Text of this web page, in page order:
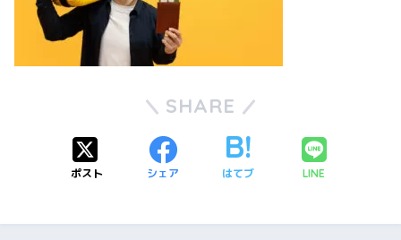
SHARE
ポスト シェア はてブ LINE